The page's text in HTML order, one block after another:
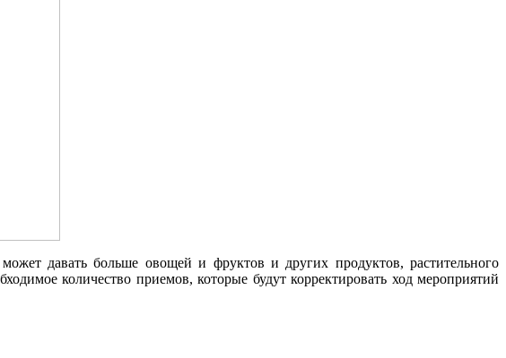
давать больше овощей и фруктов и других продуктов, растительного
количество приемов, которые будут корректировать ход мероприятий